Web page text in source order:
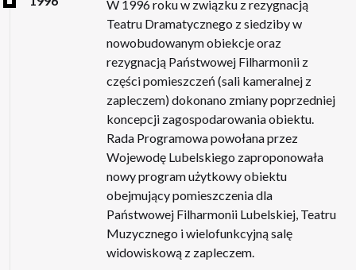
W 1996 roku w związku z rezygnacją
Teatru Dramatycznego z siedziby w
nowobudowanym obiekcje oraz
rezygnacją Państwowej Filharmonii z
części pomieszczeń (sali kameralnej z
zapleczem) dokonano zmiany poprzedniej
koncepcji zagospodarowania obiektu.
Rada Programowa powołana przez
Wojewodę Lubelskiego zaproponowała
nowy program użytkowy obiektu
obejmujący pomieszczenia dla
Państwowej Filharmonii Lubelskiej, Teatru
Muzycznego i wielofunkcyjną salę
widowiskową z zapleczem.